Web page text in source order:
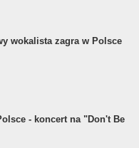
wokalista zagra w Polsce
- koncert na "Don't Be